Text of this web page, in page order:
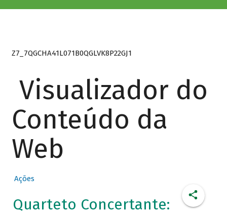
Z7_7QGCHA41L071B0QGLVK8P22GJ1
Visualizador do
Conteúdo da
Web
Ações
Quarteto Concertante: